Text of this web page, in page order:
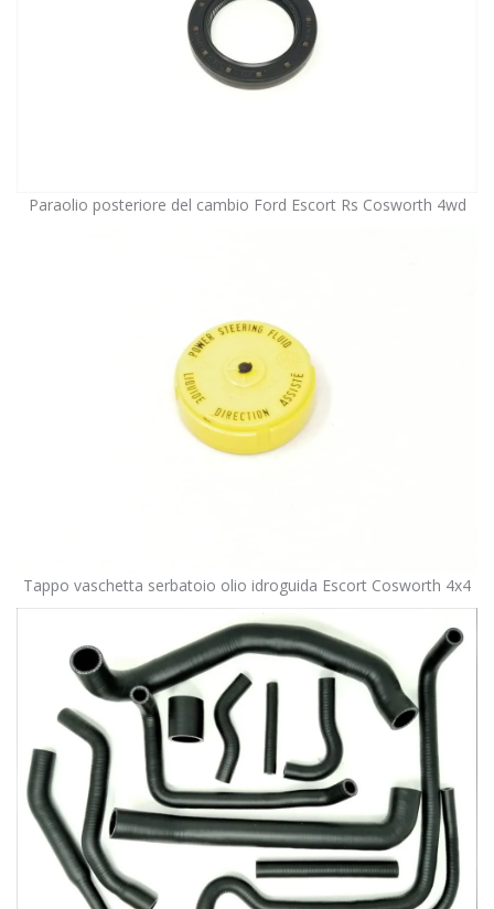
Paraolio posteriore del cambio Ford Escort Rs Cosworth 4wd
Tappo vaschetta serbatoio olio idroguida Escort Cosworth 4x4